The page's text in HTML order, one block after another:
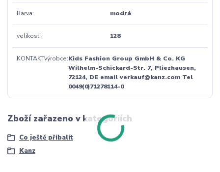
Barva modrá
velikost 128
KONTAKTvýrobce Kids Fashion Group GmbH & Co. KG
Wilhelm-Schickard-Str. 7, Pliezhausen,
72124, DE email verkauf@kanz.com Tel
0049(0)71278114-0
Zboží zařazeno v kategoriích
Co ještě přibalit
Kanz